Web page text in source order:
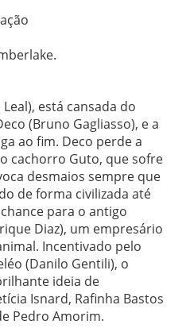
está cansada do
(Bruno Gagliasso), e a
ao fim. Deco perde a
cachorro Guto, que sofre
desmaios sempre que
de forma civilizada até
para o antigo
Diaz), um empresário
Incentivado pelo
(Danilo Gentili), o
ideia de
Isnard, Rafinha Bastos
Pedro Amorim.